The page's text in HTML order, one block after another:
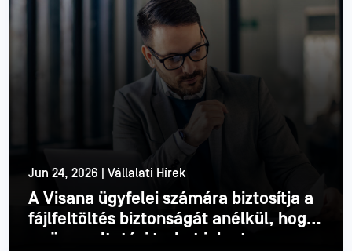
Jun 24, 2026 | Vállalati Hírek
A Visana ügyfelei számára biztosítja a
fájlfeltöltés biztonságát anélkül, hogy
ez üzemeltetési terhet jelentene